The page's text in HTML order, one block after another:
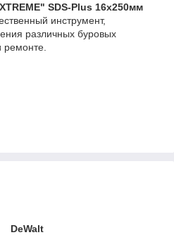
SDS-Plus 16х250мм
инструмент,
различных буровых
ремонте.
DeWalt